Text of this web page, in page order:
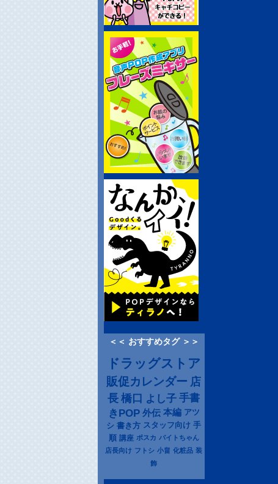
＜＜ おすすめタグ ＞＞
ドラッグストア
販促カレンダー 店
長 橋口 よし子 手書
きPOP 外伝 本編 アツ
シ 書き方 スタッフ向け 手
順 講座 ポスカ バイトちゃん
店長向け フトシ 小畠 化粧品 装
飾